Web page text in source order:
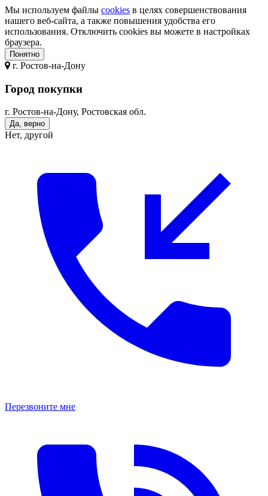
Мы используем файлы cookies в целях совершенствования
нашего веб-сайта, а также повышения удобства его
использования. Отключить cookies вы можете в настройках
браузера.
Понятно
г. Ростов-на-Дону
Город покупки
г. Ростов-на-Дону, Ростовская обл.
Да, верно
Нет, другой
Перезвоните мне